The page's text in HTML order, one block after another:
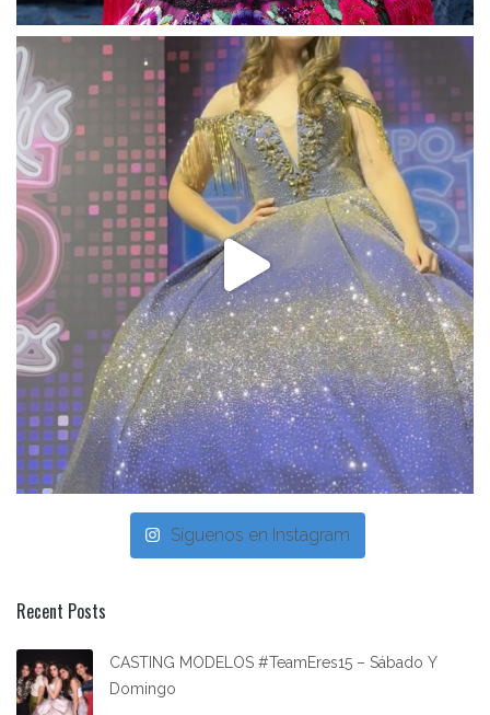
Síguenos en Instagram
Recent Posts
CASTING MODELOS #TeamEres15 – Sábado Y
Domingo